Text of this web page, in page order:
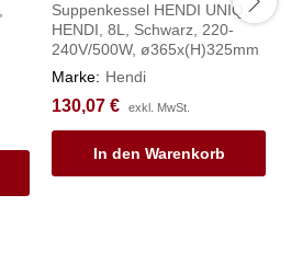
Suppenkessel HENDI UNIQ,
HENDI, 8L, Schwarz, 220-
240V/500W, ø365x(H)325mm
Marke: Hendi
130,07 € exkl. MwSt.
In den Warenkorb